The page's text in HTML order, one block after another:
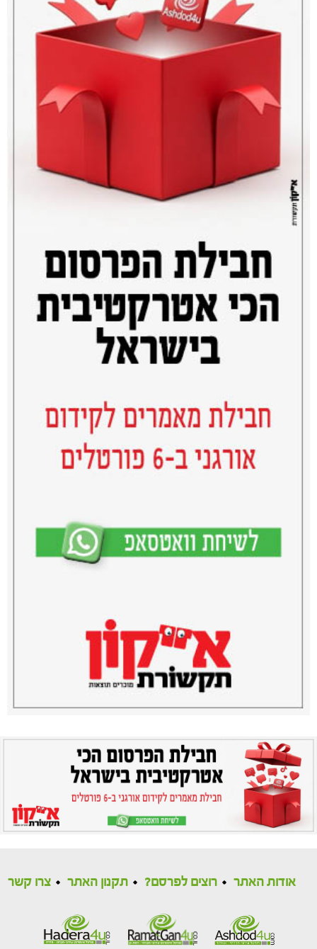
אודות האתר רוצים לפרסם? תקנון האתר צרו קשר